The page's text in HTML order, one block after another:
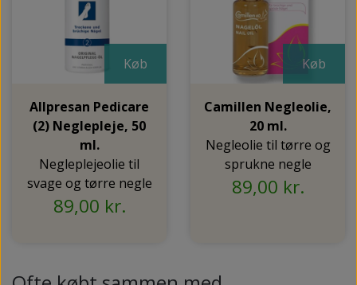
Køb
Allpresan Pedicare
(2) Neglepleje, 50
ml.
Negleplejeolie til
svage og tørre negle
89,00 kr.
Køb
Camillen Negleolie,
20 ml.
Negleolie til tørre og
sprukne negle
89,00 kr.